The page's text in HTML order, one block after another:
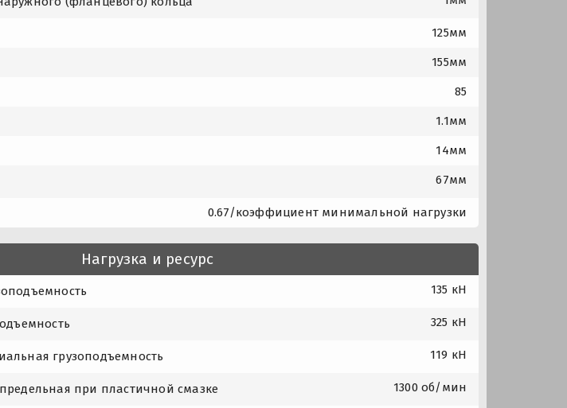
125мм
155мм
85
1.1мм
14мм
67мм
0.67/коэффициент минимальной нагрузки
Нагрузка и ресурс
135 кН
325 кН
грузоподъемность 119 кН
при пластичной смазке 1300 об/мин